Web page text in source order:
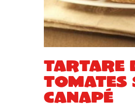
Tartare
tomates
canapé